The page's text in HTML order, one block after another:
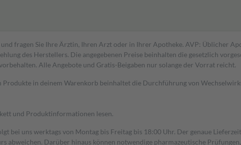
fragen Sie Ihre Ärztin, Ihren Arzt oder in Ihrer Apotheke. AVP: Üblicher
des Herstellers. Die angegebenen Preise beinhalten die gesetzlich
Alle Angebote und Gratis-Beigaben nur solange der Vorrat reicht.
in deinem Warenkorb beinhaltet die Durchführung von
und Produktinformationen lesen.
bei uns werktags von Montag bis Freitag bis 18:00 Uhr. Der genaue
abweichen. Darüber hinaus können notwendige pharmazeutische